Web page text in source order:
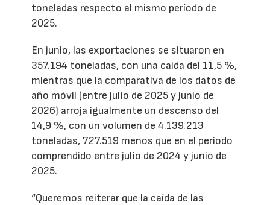
toneladas respecto al mismo período de
2025.
En junio, las exportaciones se situaron en
357.194 toneladas, con una caída del 11,5 %,
mientras que la comparativa de los datos de
año móvil (entre julio de 2025 y junio de
2026) arroja igualmente un descenso del
14,9 %, con un volumen de 4.139.213
toneladas, 727.519 menos que en el periodo
comprendido entre julio de 2024 y junio de
2025.
“Queremos reiterar que la caída de las